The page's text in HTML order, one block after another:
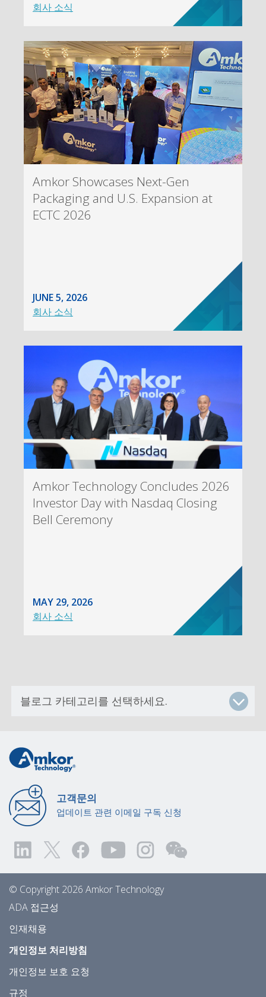
회사 소식
Amkor Showcases Next-Gen
Packaging and U.S. Expansion at
ECTC 2026
JUNE 5, 2026
회사 소식
Amkor Technology Concludes 2026
Investor Day with Nasdaq Closing
Bell Ceremony
MAY 29, 2026
회사 소식
고객문의
업데이트 관련 이메일 구독 신청
© Copyright 2026 Amkor Technology
ADA 접근성
인재채용
개인정보 처리방침
개인정보 보호 요청
규정